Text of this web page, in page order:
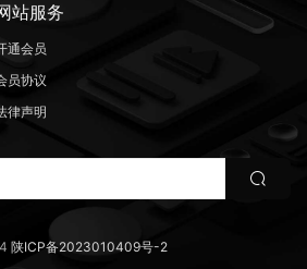
站服务
通会员
员协议
律声明
陕ICP备2023010409号-2